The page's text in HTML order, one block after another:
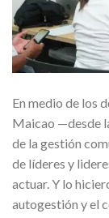
En medio de los
Maicao —desde
de la gestión
de líderes y
actuar. Y lo
autogestión y el